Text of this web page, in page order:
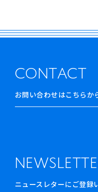
CONTACT
お問い合わせはこちらか
ニュースレターにご登録